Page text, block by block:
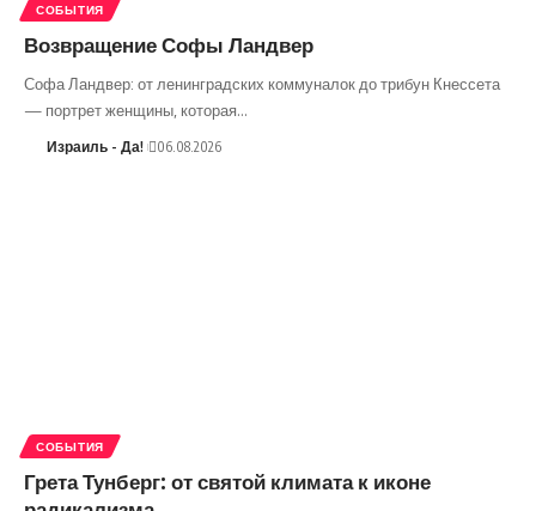
СОБЫТИЯ
Возвращение Софы Ландвер
Софа Ландвер: от ленинградских коммуналок до трибун Кнессета
— портрет женщины, которая…
Израиль - Да! 06.08.2026
СОБЫТИЯ
Грета Тунберг: от святой климата к иконе